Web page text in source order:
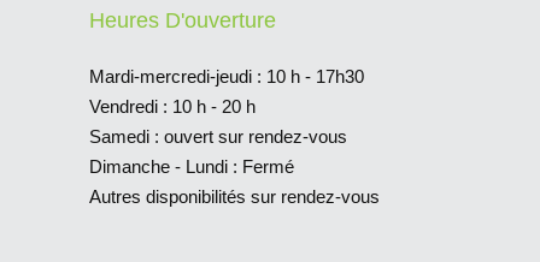
Heures D'ouverture
Mardi-mercredi-jeudi : 10 h - 17h30
Vendredi : 10 h - 20 h
Samedi : ouvert sur rendez-vous
Dimanche - Lundi : Fermé
Autres disponibilités sur rendez-vous